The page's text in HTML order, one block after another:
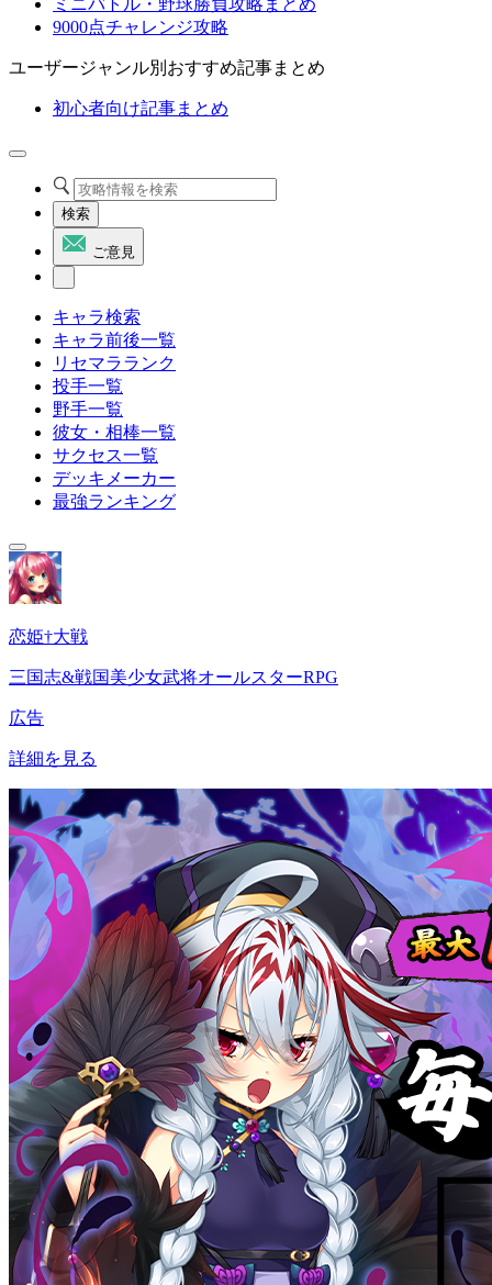
ミニバトル・野球勝負攻略まとめ
9000点チャレンジ攻略
ユーザージャンル別おすすめ記事まとめ
初心者向け記事まとめ
検索
ご意見
キャラ検索
キャラ前後一覧
リセマラランク
投手一覧
野手一覧
彼女・相棒一覧
サクセス一覧
デッキメーカー
最強ランキング
恋姫†大戦
三国志&戦国美少女武将オールスターRPG
広告
詳細を見る